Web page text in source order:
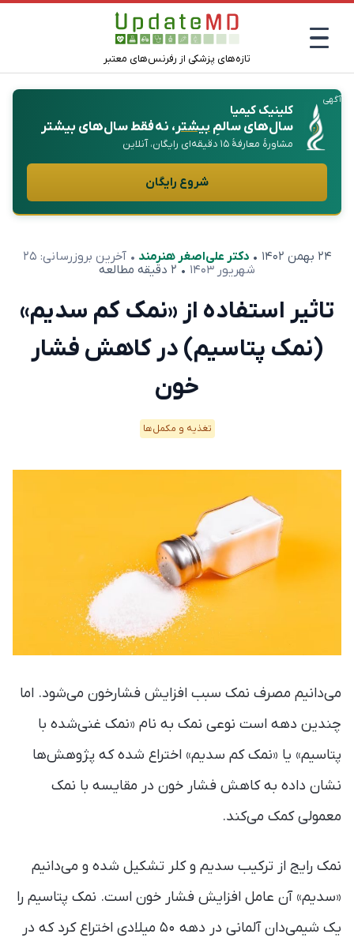
تازه‌های پزشکی از رفرنس‌های معتبر
آگهی
کلینیک کیمیا
سال‌های سالمِبیشتر، نه فقط سال‌های بیشتر
مشاورهٔ معارفهٔ ۱۵ دقیقه‌ای رایگان، آنلاین
شروع رایگان
۲۴ بهمن ۱۴۰۲ •دکتر علی‌اصغر هنرمند • آخرین بروزرسانی: ۲۵
شهریور ۱۴۰۳
• ۲ دقیقه مطالعه
تاثیر استفاده از «نمک کم سدیم»
(نمک پتاسیم) در کاهش فشار
خون
تغذیه و مکمل‌ها
می‌دانیم مصرف نمک سبب افزایش فشارخون می‌شود. اما
چندین دهه‌ است نوعی نمک به نام «نمک غنی‌شده با
پتاسیم» یا «نمک کم سدیم» اختراع شده که پژوهش‌ها
نشان داده به کاهش فشار خون در مقایسه با نمک
معمولی کمک می‌کند.
نمک رایج از ترکیب سدیم و کلر تشکیل شده و می‌دانیم
«سدیم» آن عامل افزایش فشار خون است. نمک پتاسیم را
یک شیمی‌دان آلمانی در دهه ۵۰ میلادی اختراع کرد که در